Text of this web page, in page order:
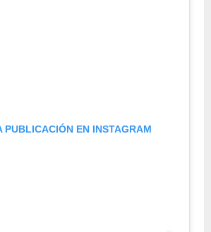
PUBLICACIÓN EN INSTAGRAM